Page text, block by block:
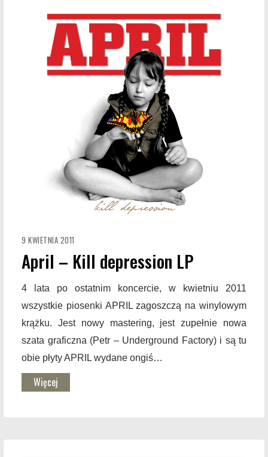
9 KWIETNIA 2011
April – Kill depression LP
4 lata po ostatnim koncercie, w kwietniu 2011
wszystkie piosenki APRIL zagoszczą na winylowym
krążku. Jest nowy mastering, jest zupełnie nowa
szata graficzna (Petr – Underground Factory) i są tu
obie płyty APRIL wydane ongiś…
Więcej